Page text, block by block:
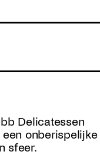
Delicatessen
onberispelijke
sfeer.